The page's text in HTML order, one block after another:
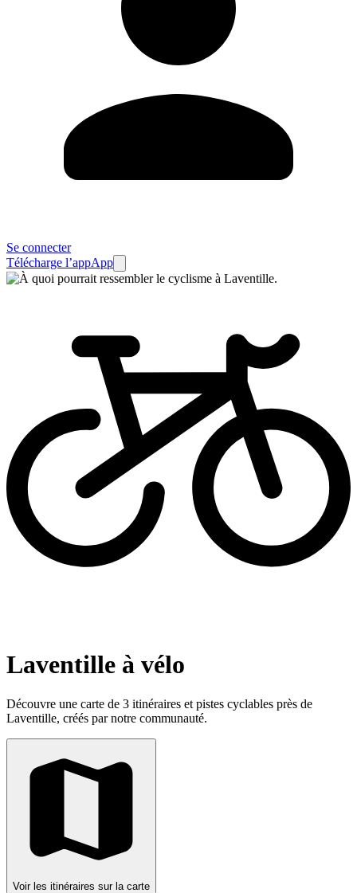
Se connecter
Télécharge l’appApp
Laventille à vélo
Découvre une carte de 3 itinéraires et pistes cyclables près de
Laventille, créés par notre communauté.
Voir les itinéraires sur la carte